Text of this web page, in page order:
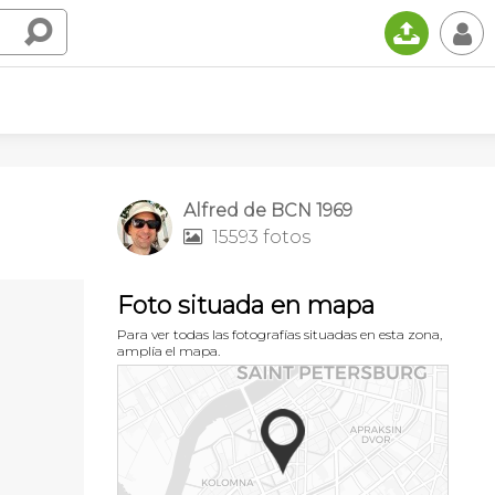
📤 👤
Alfred de BCN 1969
 15593 fotos
Foto situada en mapa
Para ver todas las fotografías situadas en esta zona,
amplía el mapa.